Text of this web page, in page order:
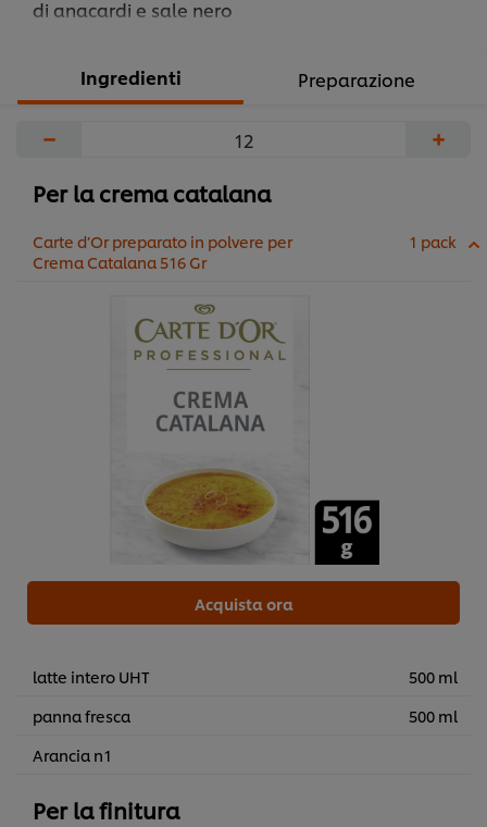
di anacardi e sale nero
Ingredienti Preparazione
− +
Per la crema catalana
Carte d’Or preparato in polvere per
Crema Catalana 516 Gr
1 pack
Acquista ora
latte intero UHT
500 ml
panna fresca
500 ml
Arancia n1
Per la finitura